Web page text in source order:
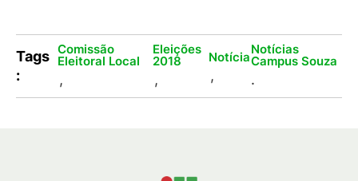
Tags
:
Comissão
Eleitoral Local
,
Eleições
2018
,
Notícia
,
Notícias
Campus Souza
.